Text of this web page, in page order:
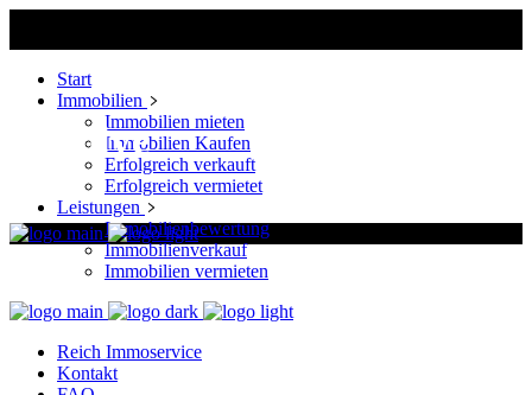
Start
Immobilien
Immobilien mieten
Immobilien Kaufen
Erfolgreich verkauft
Erfolgreich vermietet
Leistungen
Immobilienbewertung
Immobilienverkauf
Immobilien vermieten
Reich Immoservice
Kontakt
Archive